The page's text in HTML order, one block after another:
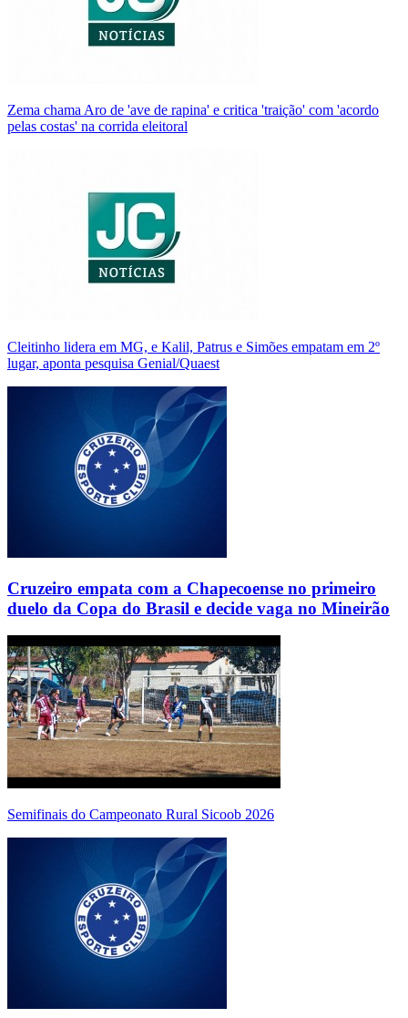
Zema chama Aro de 'ave de rapina' e critica 'traição' com 'acordo
pelas costas' na corrida eleitoral
Cleitinho lidera em MG, e Kalil, Patrus e Simões empatam em 2º
lugar, aponta pesquisa Genial/Quaest
Cruzeiro empata com a Chapecoense no primeiro
duelo da Copa do Brasil e decide vaga no Mineirão
Semifinais do Campeonato Rural Sicoob 2026